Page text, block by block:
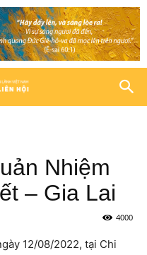
Nhiệm
– Gia Lai
4000
12/08/2022, tại Chi